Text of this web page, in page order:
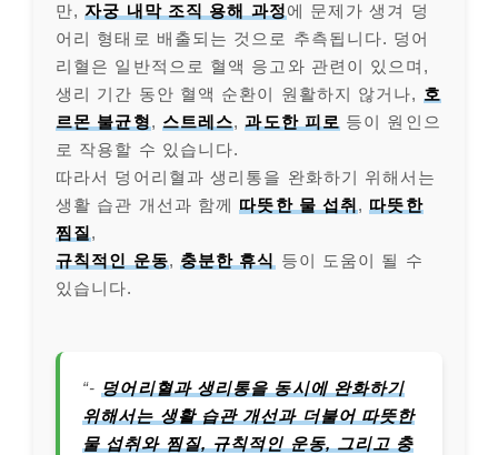
만,자궁 내막 조직 용해 과정에 문제가 생겨 덩
어리 형태로 배출되는 것으로 추측됩니다. 덩어
리혈은 일반적으로 혈액 응고와 관련이 있으며,
생리 기간 동안 혈액 순환이 원활하지 않거나, 호
르몬 불균형, 스트레스,과도한 피로 등이 원인으
로 작용할 수 있습니다.
따라서 덩어리혈과 생리통을 완화하기 위해서는
생활 습관 개선과 함께 따뜻한 물 섭취 , 따뜻한
찜질 ,
규칙적인 운동, 충분한 휴식 등이 도움이 될 수
있습니다.
“- 덩어리혈과 생리통을 동시에 완화하기
위해서는 생활 습관 개선과 더불어 따뜻한
물 섭취와 찜질, 규칙적인 운동, 그리고 충